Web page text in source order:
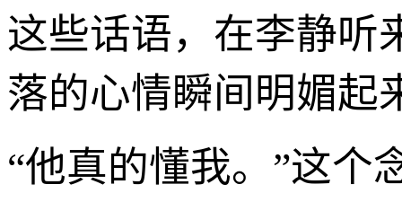
这些话语，在李静听
落的心情瞬间明媚起
“他真的懂我。”这个